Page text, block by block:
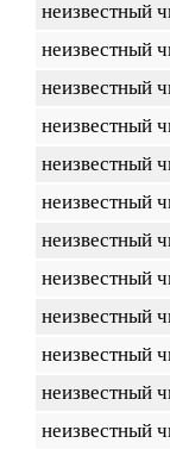
неизвестный
неизвестный
неизвестный
неизвестный
неизвестный
неизвестный
неизвестный
неизвестный
неизвестный
неизвестный
неизвестный
неизвестный